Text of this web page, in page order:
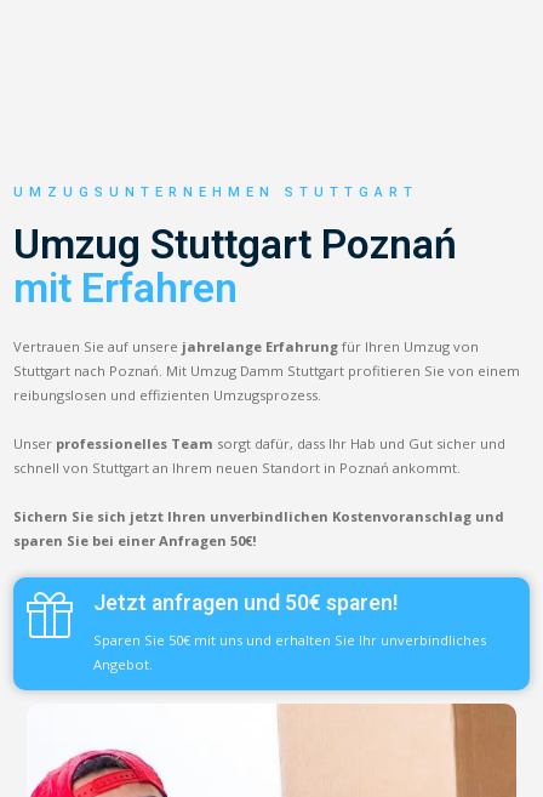
UMZUGSUNTERNEHMEN STUTTGART
Umzug Stuttgart Poznań
mit Erfahren
Vertrauen Sie auf unsere jahrelange Erfahrung für Ihren Umzug von
Stuttgart nach Poznań. Mit Umzug Damm Stuttgart profitieren Sie von einem
reibungslosen und effizienten Umzugsprozess.
Unser professionelles Team sorgt dafür, dass Ihr Hab und Gut sicher und
schnell von Stuttgart an Ihrem neuen Standort in Poznań ankommt.
Sichern Sie sich jetzt Ihren unverbindlichen Kostenvoranschlag und
sparen Sie bei einer Anfragen 50€!
Jetzt anfragen und 50€ sparen!
Sparen Sie 50€ mit uns und erhalten Sie Ihr unverbindliches
Angebot.